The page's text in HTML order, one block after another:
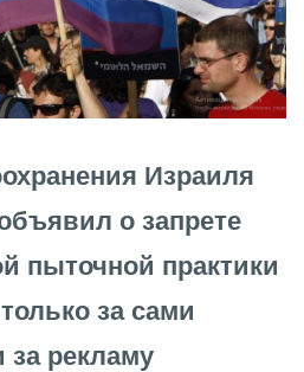
Израиля
о запрете
пыточной практики
за сами
рекламу